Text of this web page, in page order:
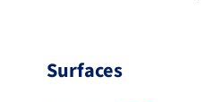
Surfaces